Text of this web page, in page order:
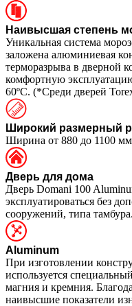
Наивысшая степень
Уникальная система
заложена алюминиевая
терморазрыва в дверной
комфортную
60ºС. (*Среди дверей
Широкий размерный
Ширина от 880 до 1100
Дверь для дома
Дверь Domani 100
эксплуатироваться без
сооружений, типа тамбура.
Aluminum
При изготовлении
используется
магния и кремния.
наивысшие показатели